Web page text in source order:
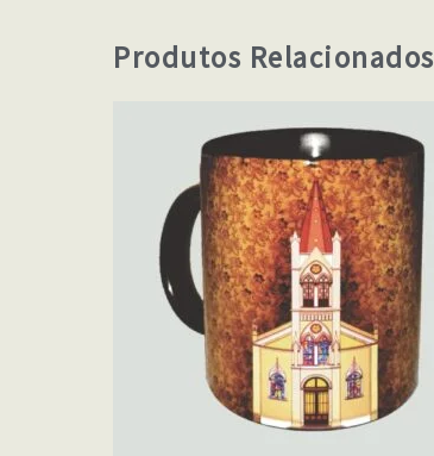
Produtos Relacionados